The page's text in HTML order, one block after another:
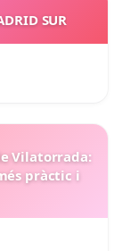
SUR
Vilatorrada:
pràctic i